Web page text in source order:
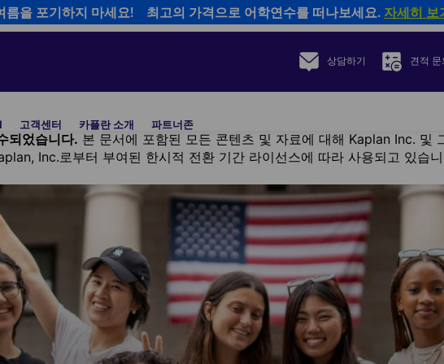
상담하기 견적 문
고객센터 카플란 소개 파트너존
되었습니다. 본 문서에 포함된 모든 콘텐츠 및 자료에 대해 Kaplan Inc. 및
Inc.로부터 부여된 한시적 전환 기간 라이선스에 따라 사용되고 있습
름을 포기하지 마세요! 최고의 가격으로 어학연수를 떠나보세요. 자세히 보